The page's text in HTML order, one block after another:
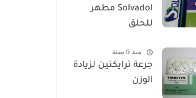
Solvadol مطهر
للحلق
منذ 6 سنة
جرعة ترايكتين لزيادة
الوزن